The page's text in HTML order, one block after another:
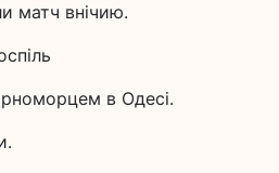
матч внічию.
в Одесі.